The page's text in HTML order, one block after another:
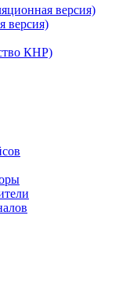
версия)
версия)
КНР)